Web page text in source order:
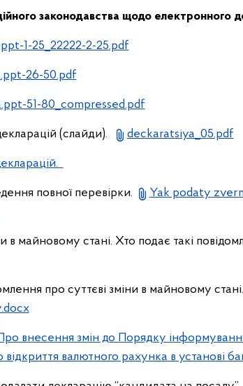
законодавства щодо електронного
1-25_22222-2-25.pdf
26-50.pdf
51-80_compressed.pdf
(слайди). deckaratsiya_05.pdf
повної перевірки.
Yak podaty
в майновому стані. Хто подає такі
про суттєві зміни в майновому стані.
внесення змін до Порядку
відкриття валютного рахунка в установі